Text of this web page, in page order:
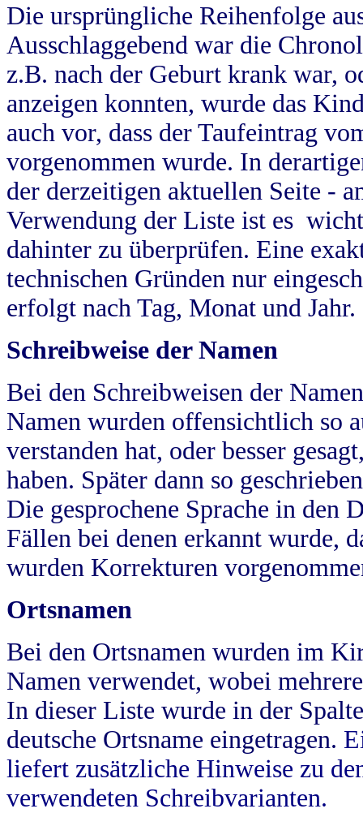
Die ursprüngliche Reihenfolge
Ausschlaggebend war die
z.B. nach der Geburt krank war,
anzeigen konnten, wurde das
auch vor, dass der Taufeintrag
vorgenommen wurde. In
der derzeitigen aktuellen Seite -
Verwendung der Liste ist es
dahinter zu überprüfen. Eine
technischen Gründen nur
erfolgt nach Tag, Monat und Jahr.
Schreibweise der Namen
Bei den Schreibweisen der
Namen wurden offensichtlich so
verstanden hat, oder besser
haben. Später dann so
Die gesprochene Sprache in
Fällen bei denen erkannt wurde,
wurden Korrekturen
Ortsnamen
Bei den Ortsnamen wurden im
Namen verwendet, wobei
In dieser Liste wurde in der
deutsche Ortsname eingetragen.
liefert zusätzliche Hinweise zu
verwendeten Schreibvarianten.